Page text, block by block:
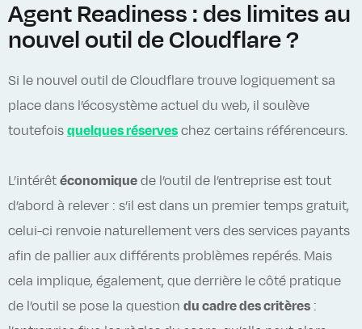
Agent Readiness : des limites au
nouvel outil de Cloudflare ?
Si le nouvel outil de Cloudflare trouve logiquement sa
place dans l’écosystème actuel du web, il soulève
toutefois quelques réserves chez certains référenceurs.
L’intérêt économique de l’outil de l’entreprise est tout
d’abord à relever : s’il est dans un premier temps gratuit,
celui-ci renvoie naturellement vers des services payants
afin de pallier aux différents problèmes repérés. Mais
cela implique, également, que derrière le côté pratique
de l’outil se pose la question du cadre des critères :